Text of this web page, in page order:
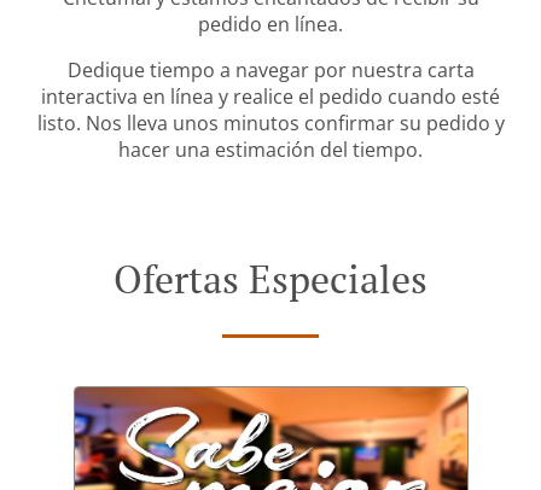
pedido en línea.
Dedique tiempo a navegar por nuestra carta
interactiva en línea y realice el pedido cuando esté
listo. Nos lleva unos minutos confirmar su pedido y
hacer una estimación del tiempo.
Ofertas Especiales